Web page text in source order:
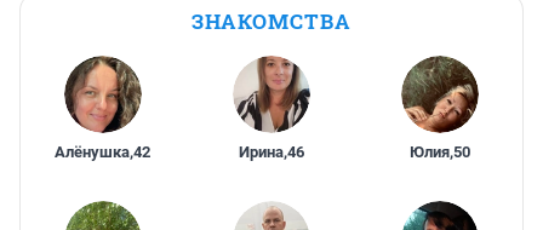
ЗНАКОМСТВА
Алёнушка,42 Ирина,46 Юлия,50